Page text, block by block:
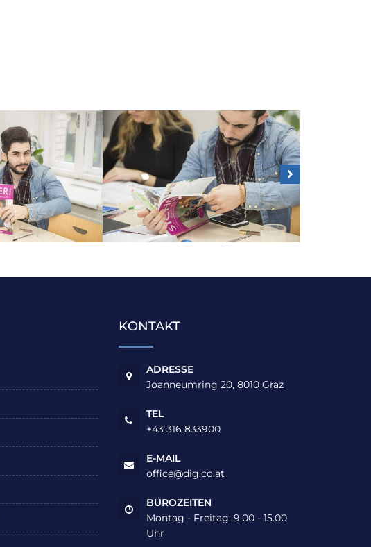
KONTAKT
ADRESSE
Joanneumring 20, 8010 Graz
TEL
+43 316 833900
E-MAIL
office@dig.co.at
BÜROZEITEN
Montag - Freitag: 9.00 - 15.00
Uhr